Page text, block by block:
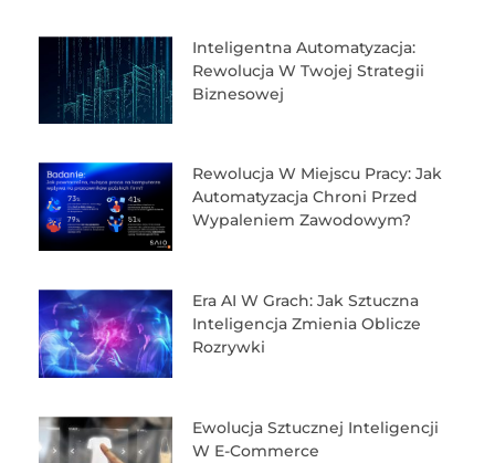
Inteligentna Automatyzacja:
Rewolucja W Twojej Strategii
Biznesowej
Rewolucja W Miejscu Pracy: Jak
Automatyzacja Chroni Przed
Wypaleniem Zawodowym?
Era AI W Grach: Jak Sztuczna
Inteligencja Zmienia Oblicze
Rozrywki
Ewolucja Sztucznej Inteligencji
W E-Commerce